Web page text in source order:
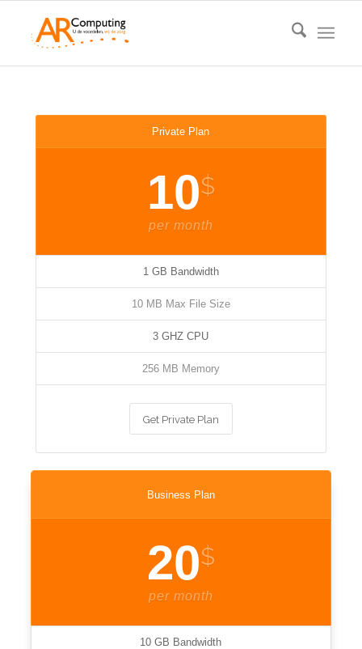
Private Plan
10$
per month
1 GB Bandwidth
10 MB Max File Size
3 GHZ CPU
256 MB Memory
Get Private Plan
Business Plan
20$
per month
10 GB Bandwidth